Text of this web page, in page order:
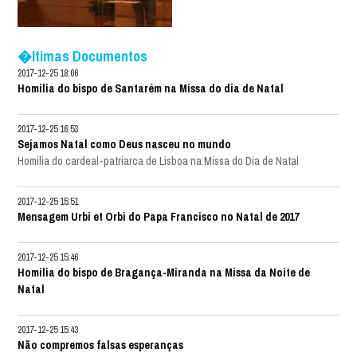
�ltimas Documentos
2017-12-25 18:06
Homilia do bispo de Santarém na Missa do dia de Natal
2017-12-25 16:53
Sejamos Natal como Deus nasceu no mundo
Homilia do cardeal-patriarca de Lisboa na Missa do Dia de Natal
2017-12-25 15:51
Mensagem Urbi et Orbi do Papa Francisco no Natal de 2017
2017-12-25 15:46
Homilia do bispo de Bragança-Miranda na Missa da Noite de
Natal
2017-12-25 15:43
Não compremos falsas esperanças